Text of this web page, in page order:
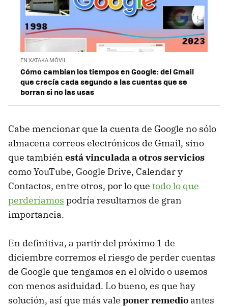
EN XATAKA MÓVIL
Cómo cambian los tiempos en Google: del Gmail
que crecía cada segundo a las cuentas que se
borran si no las usas
Cabe mencionar que la cuenta de Google no sólo
almacena correos electrónicos de Gmail, sino
que también está vinculada a otros servicios
como YouTube, Google Drive, Calendar y
Contactos, entre otros, por lo que todo lo que
perderíamos podría resultarnos de gran
importancia.
En definitiva, a partir del próximo 1 de
diciembre corremos el riesgo de perder cuentas
de Google que tengamos en el olvido o usemos
con menos asiduidad. Lo bueno, es que hay
solución, así que más vale poner remedio antes